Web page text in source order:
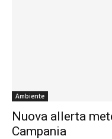
Ambiente
Nuova allerta
Campania